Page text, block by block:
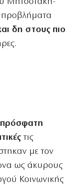
προβλήματα
δη στους πιο
πρόσφατη
τις
με τον
ως άκυρους
Κοινωνικής